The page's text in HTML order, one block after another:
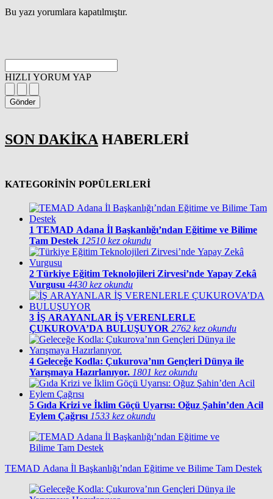
Bu yazı yorumlara kapatılmıştır.
HIZLI YORUM YAP
Gönder
SON DAKİKA HABERLERİ
KATEGORİNİN POPÜLERLERİ
1 TEMAD Adana İl Başkanlığı’ndan Eğitime ve Bilime
Tam Destek 12510 kez okundu
2 Türkiye Eğitim Teknolojileri Zirvesi’nde Yapay Zekâ
Vurgusu 4430 kez okundu
3 İŞ ARAYANLAR İŞ VERENLERLE
ÇUKUROVA’DA BULUŞUYOR 2762 kez okundu
4 Geleceğe Kodla: Çukurova’nın Gençleri Dünya ile
Yarışmaya Hazırlanıyor. 1801 kez okundu
5 Gıda Krizi ve İklim Göçü Uyarısı: Oğuz Şahin’den Acil
Eylem Çağrısı 1533 kez okundu
TEMAD Adana İl Başkanlığı’ndan Eğitime ve Bilime Tam Destek